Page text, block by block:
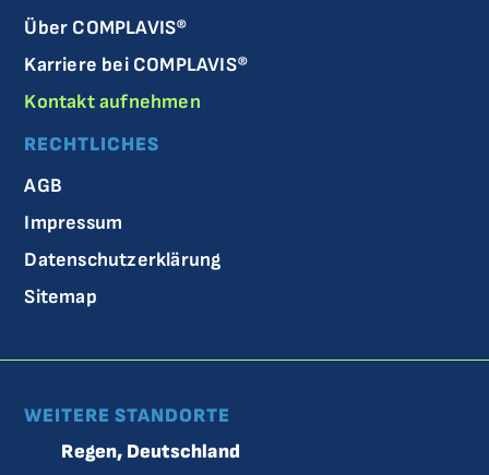
Über COMPLAVIS®
Karriere bei COMPLAVIS®
Kontakt aufnehmen
RECHTLICHES
AGB
Impressum
Datenschutzerklärung
Sitemap
WEITERE STANDORTE
Regen, Deutschland